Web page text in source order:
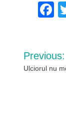
în
Previous:
Ulciorul nu